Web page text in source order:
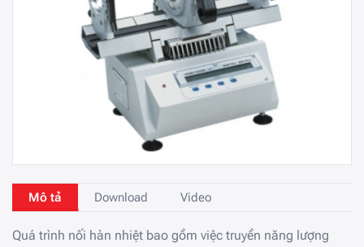
Mô tả Download Video
Quá trình nối hàn nhiệt bao gồm việc truyền năng lượng